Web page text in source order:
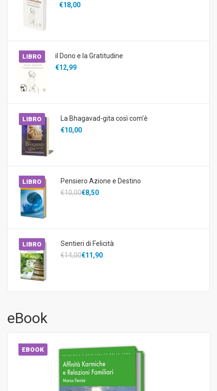
€18,00
LIBRO
il Dono e la Gratitudine
€12,99
LIBRO
La Bhagavad-gita così com'è
€10,00
LIBRO
Pensiero Azione e Destino
€10,00€8,50
LIBRO
Sentieri di Felicità
€14,00€11,90
eBook
EBOOK